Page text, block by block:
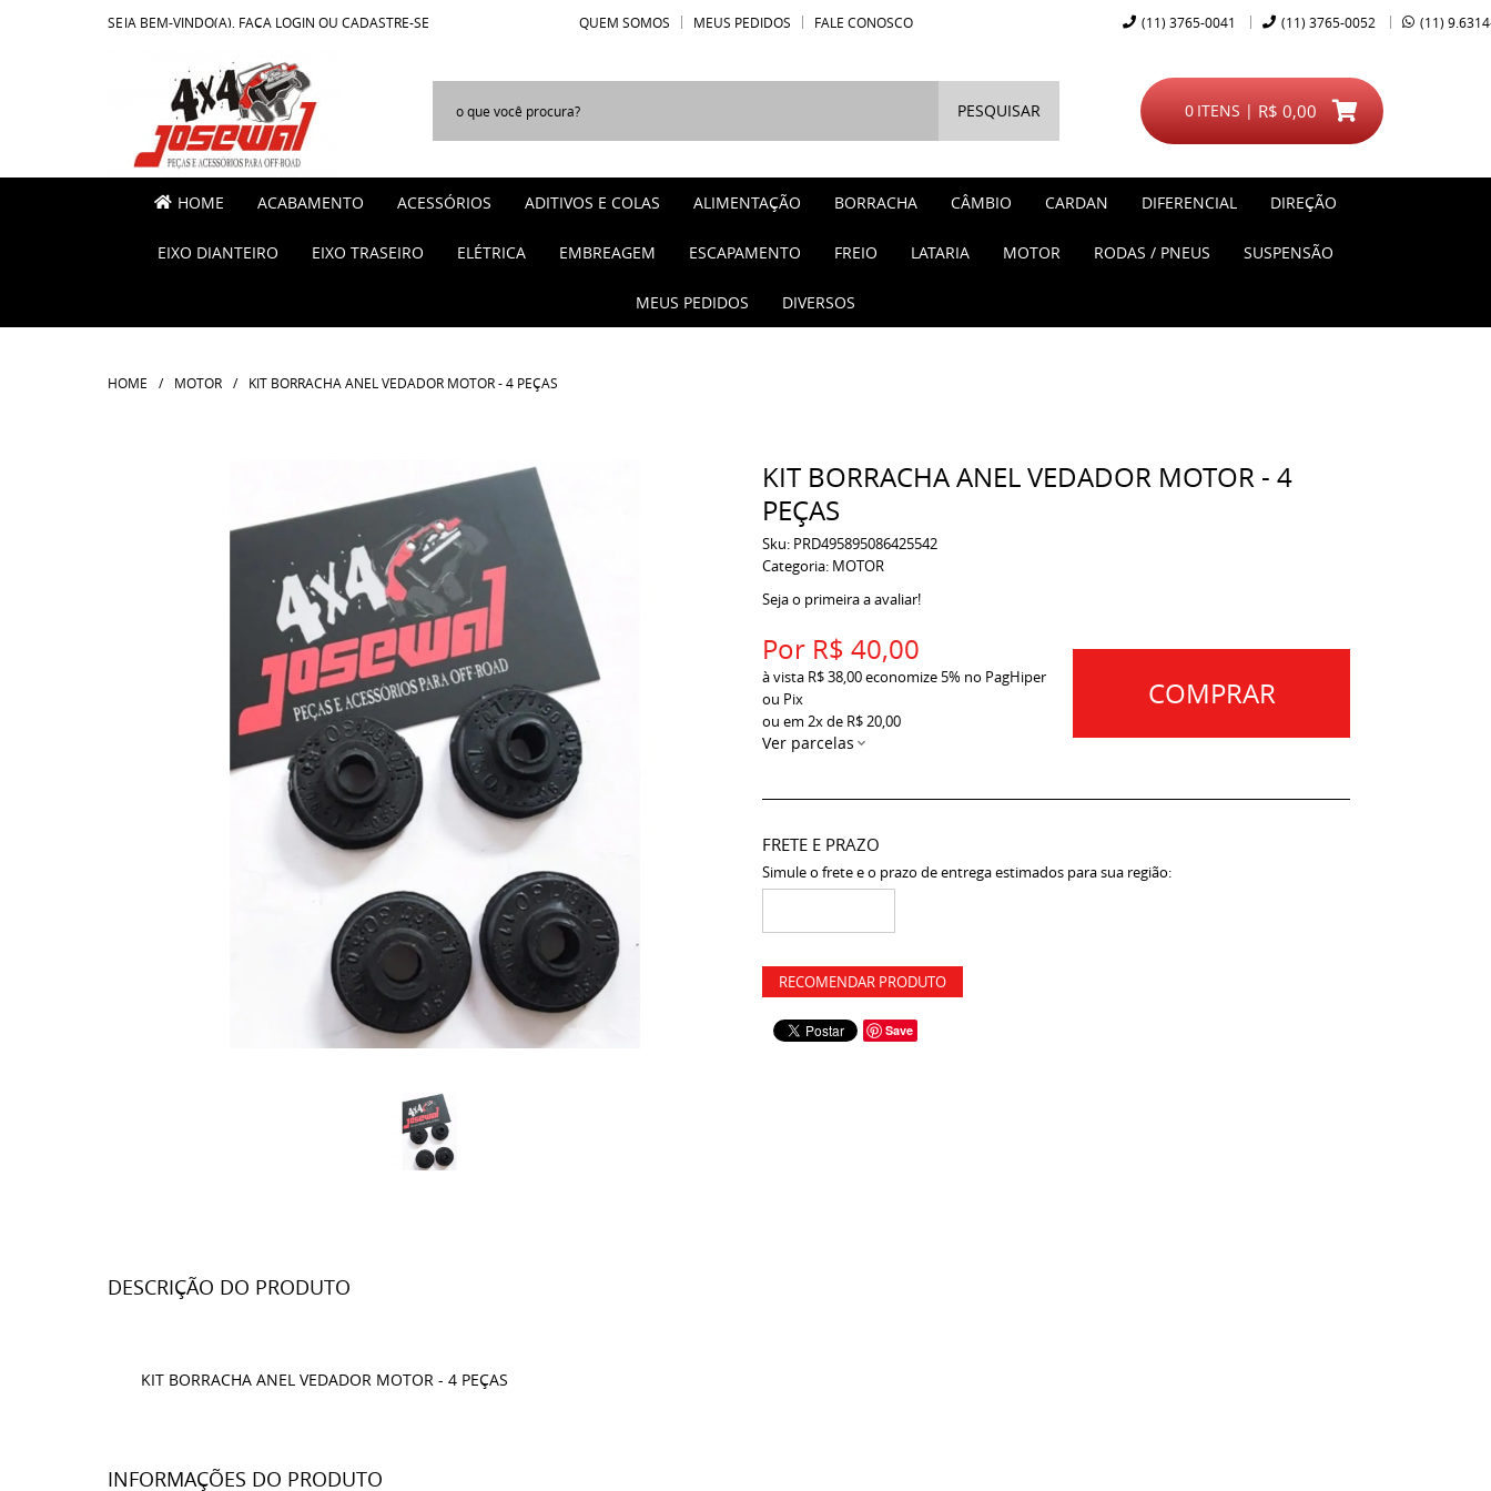
SEJA BEM-VINDO(A), FAÇA LOGIN OU CADASTRE-SE QUEM SOMOS MEUS PEDIDOS FALE CONOSCO (11) 3765-0041 (11) 3765-0052 (11)
PESQUISAR ITENS
0 R$ 0,00
HOME ACABAMENTO ACESSÓRIOS ADITIVOS E COLAS ALIMENTAÇÃO BORRACHA CÂMBIO CARDAN DIFERENCIAL DIREÇÃO
EIXO DIANTEIRO EIXO TRASEIRO ELÉTRICA EMBREAGEM ESCAPAMENTO FREIO LATARIA MOTOR RODAS / PNEUS SUSPENSÃO
MEUS PEDIDOS DIVERSOS
HOME MOTOR KIT BORRACHA ANEL VEDADOR MOTOR - 4 PEÇAS
KIT BORRACHA ANEL VEDADOR MOTOR - 4
PEÇAS
Sku: PRD495895086425542
Categoria: MOTOR
Seja o primeira a avaliar!
Por R$ 40,00
à vista R$ 38,00economize 5% no PagHiper
ou Pix
ou em 2xde R$ 20,00
Ver parcelas
COMPRAR
FRETE E PRAZO
Simule o frete e o prazo de entrega estimados para sua região:
RECOMENDAR PRODUTO
Save
DESCRIÇÃO DO PRODUTO
KIT BORRACHA ANEL VEDADOR MOTOR - 4 PEÇAS
INFORMAÇÕES DO PRODUTO